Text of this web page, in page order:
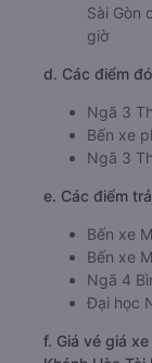
Sài Gòn
giờ
d. Các điểm
Ngã 3
Bến xe
Ngã 3
e. Các điểm
Bến xe
Bến xe
Ngã 4
Đại học
f. Giá vé giá